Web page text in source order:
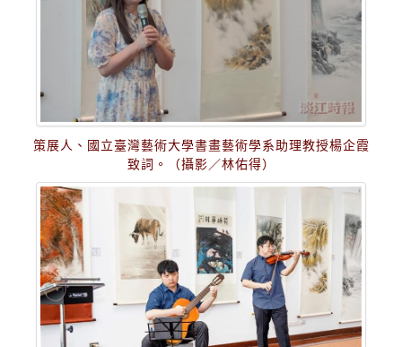
策展人、國立臺灣藝術大學書畫藝術學系助理教授楊企霞
致詞。（攝影／林佑得）